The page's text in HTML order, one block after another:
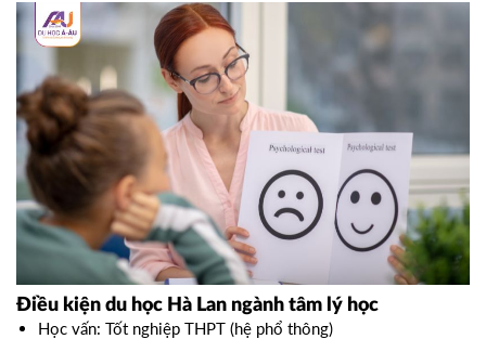
Điều kiện du học Hà Lan ngành tâm lý học
Học vấn: Tốt nghiệp THPT (hệ phổ thông)